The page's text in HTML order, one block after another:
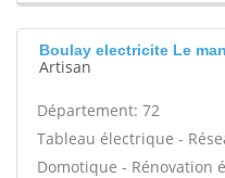
Boulay electricite Le
Artisan
Département: 72
Tableau électrique -
Domotique - Rénovation